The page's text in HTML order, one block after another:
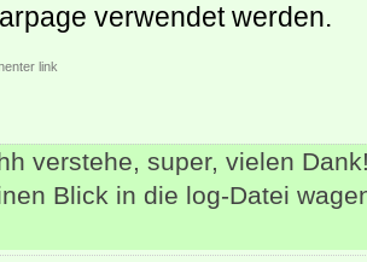
verwendet werden.
link
verstehe, super, vielen
Blick in die log-Datei